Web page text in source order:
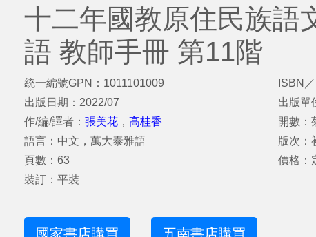
十二年國教原住民族語
語 教師手冊 第11階
統一編號GPN：1011101009
出版日期：2022/07
作/編/譯者： 張美花 ， 高桂香
語言：中文，萬大泰雅語
頁數：63
裝訂：平裝
ISBN
出版單
開數：
版次：
價格：
國家書店購買 五南書店購買